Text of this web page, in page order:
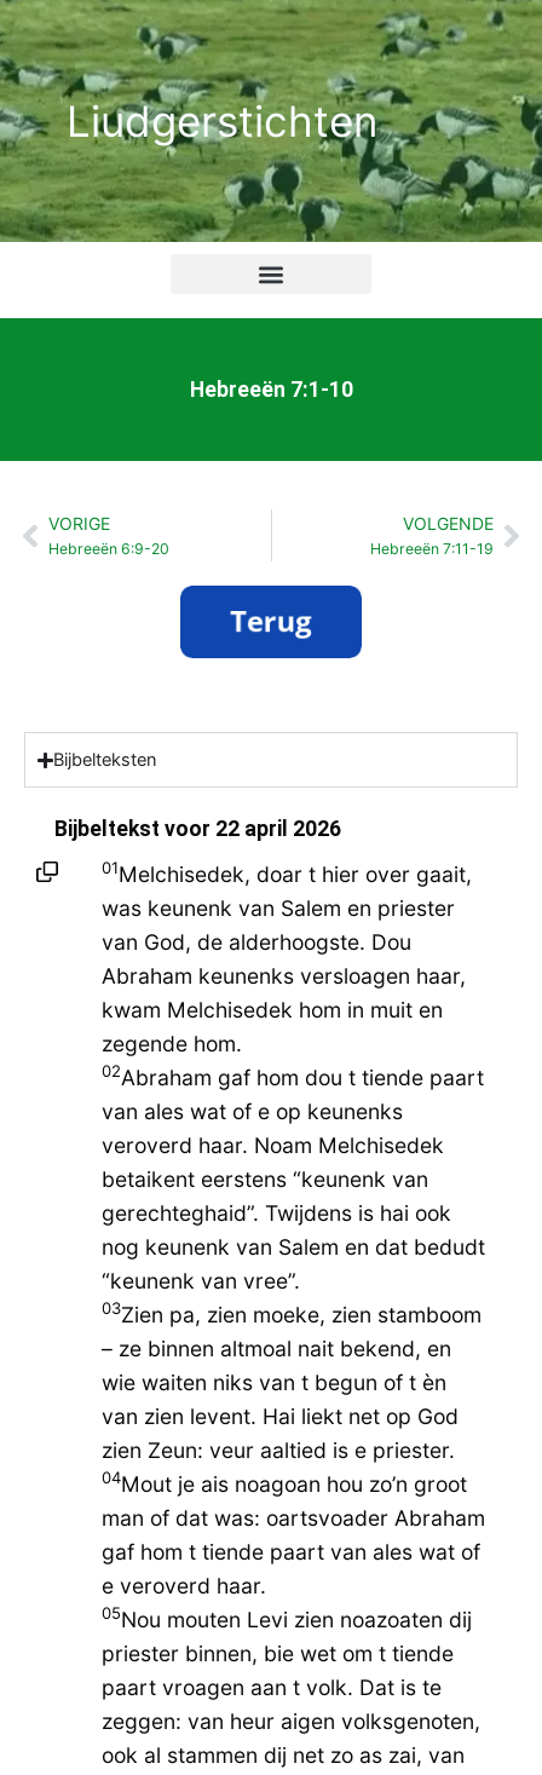
Ga
naar
de
inhoudLiudgerstichten
Hebreeën 7:1-10
Vorige
VORIGE
Hebreeën 6:9-20
VOLGENDE
Hebreeën 7:11-19
Bijbelteksten
Bijbeltekst voor 22 april 2026
01Melchisedek, doar t hier over gaait,
was keunenk van Salem en priester
van God, de alderhoogste. Dou
Abraham keunenks versloagen haar,
kwam Melchisedek hom in muit en
zegende hom.
02Abraham gaf hom dou t tiende paart
van ales wat of e op keunenks
veroverd haar. Noam Melchisedek
betaikent eerstens “keunenk van
gerechteghaid”. Twijdens is hai ook
nog keunenk van Salem en dat bedudt
“keunenk van vree”.
03Zien pa, zien moeke, zien stamboom
– ze binnen altmoal nait bekend, en
wie waiten niks van t begun of t èn
van zien levent. Hai liekt net op God
zien Zeun: veur aaltied is e priester.
04Mout je ais noagoan hou zo’n groot
man of dat was: oartsvoader Abraham
gaf hom t tiende paart van ales wat of
e veroverd haar.
05Nou mouten Levi zien noazoaten dij
priester binnen, bie wet om t tiende
paart vroagen aan t volk. Dat is te
zeggen: van heur aigen volksgenoten,
ook al stammen dij net zo as zai, van